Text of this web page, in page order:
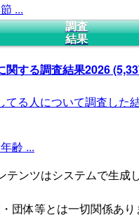
...
調査
結果
関する調査結果2026
てる人について調査した
年齢 ...
テンツはシステムで生成
団体等とは一切関係あり